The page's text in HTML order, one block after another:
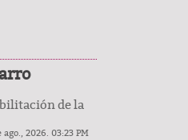
de la
ago., 2026. 03:23 PM